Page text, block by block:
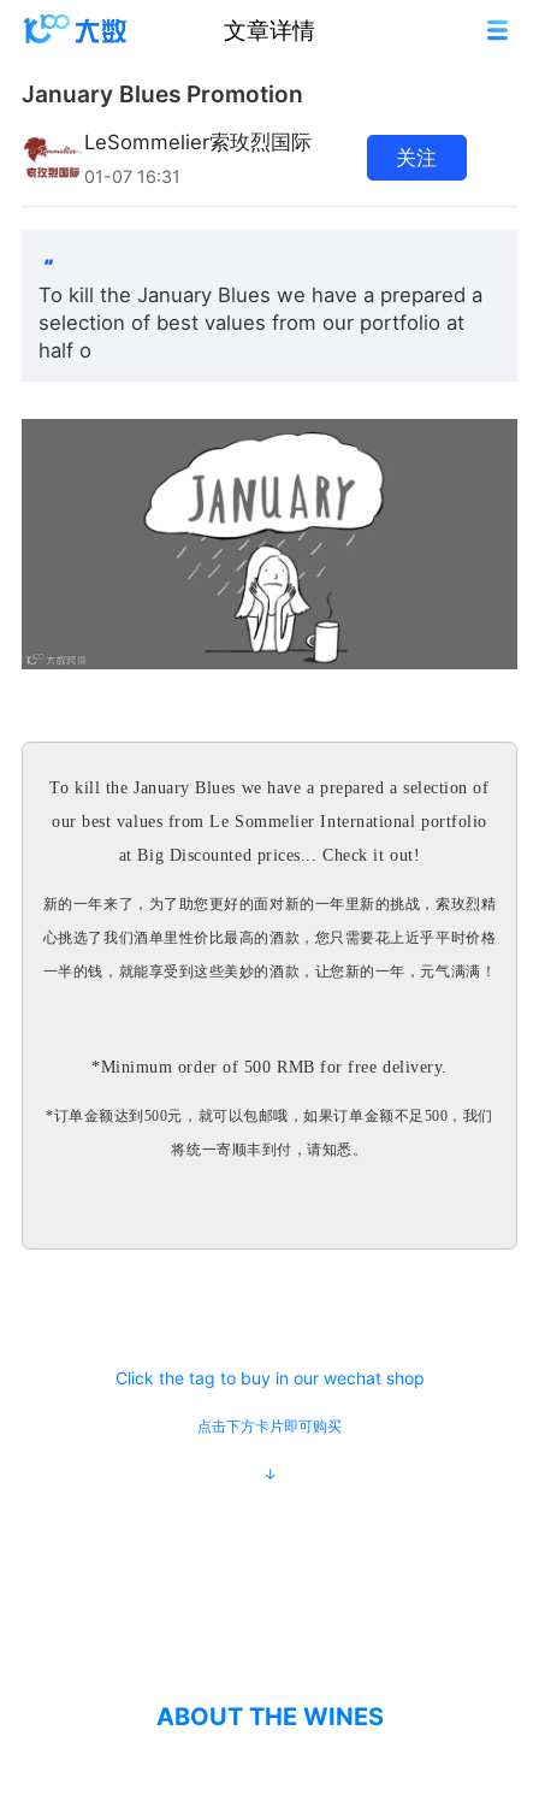
文章详情
January Blues Promotion
LeSommelier索玫烈国际
01-07 16:31
关注
To kill the January Blues we have a prepared a
selection of best values from our portfolio at
half o
To kill the January Blues we have a prepared a selection of
our best values from Le Sommelier International portfolio
at Big Discounted prices... Check it out!
新的一年来了，为了助您更好的面对新的一年里新的挑战，索玫烈精
心挑选了我们酒单里性价比最高的酒款，您只需要花上近乎平时价格
一半的钱，就能享受到这些美妙的酒款，让您新的一年，元气满满！
*Minimum order of 500 RMB for free delivery.
*订单金额达到500元，就可以包邮哦，如果订单金额不足500，我们
将统一寄顺丰到付，请知悉。
Click the tag to buy in our wechat shop
点击下方卡片即可购买
↓
ABOUT THE WINES